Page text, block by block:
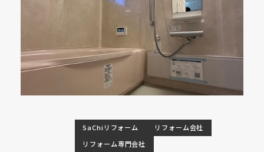
SaChiリフォーム
リフォーム会社
リフォーム専門会社